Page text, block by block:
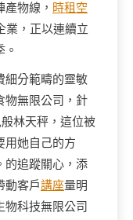
物線， 時租空
業，正以連續立
細分範疇的靈敏
物無限公司，針
林天秤，這位被
用她自己的方
的追蹤關心，添
動客戶講座量明
物科技無限公司